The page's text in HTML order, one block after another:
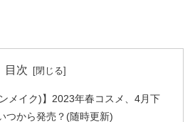
目次
メイク)】2023年春コスメ、4月下
つから発売？(随時更新)